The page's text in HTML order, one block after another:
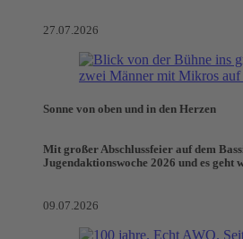
27.07.2026
Sonne von oben und in den Herzen
Mit großer Abschlussfeier auf dem
Jugendaktionswoche 2026 und es geht
09.07.2026